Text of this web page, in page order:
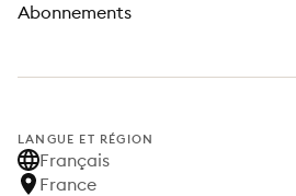
Abonnements
LANGUE ET RÉGION
Français
France